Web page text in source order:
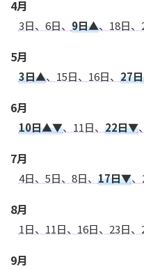
4月
3日、6日、 9日▲、18日、
5月
3日▲、15日、16日、 27
6月
10日▲▼、11日、 22日▼
7月
4日、5日、8日、 17日▼
8月
1日、11日、16日、23日、
9月